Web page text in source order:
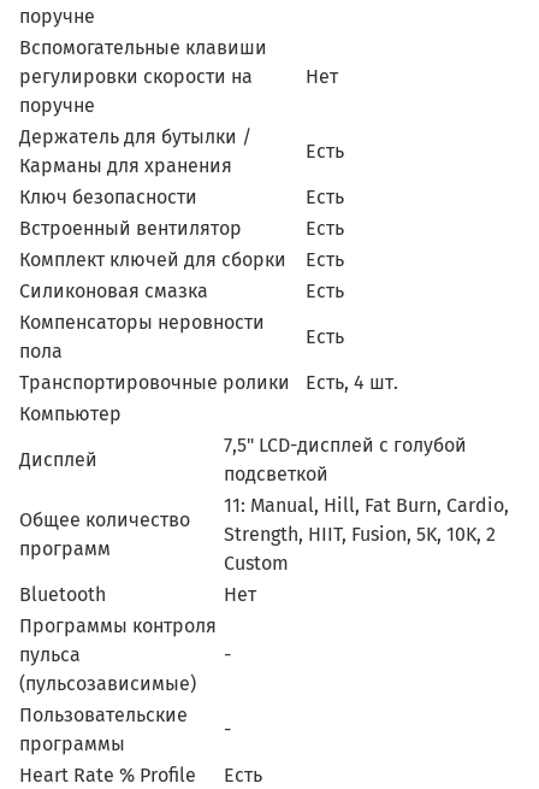
поручне
Вспомогательные клавиши
регулировки скорости на
поручне
Нет
Держатель для бутылки /
Карманы для хранения
Есть
Ключ безопасности
Есть
Встроенный вентилятор
Есть
Комплект ключей для сборки
Есть
Силиконовая смазка
Есть
Компенсаторы неровности
пола
Есть
Транспортировочные ролики
Есть, 4 шт.
Компьютер
Дисплей
7,5" LCD-дисплей с голубой
подсветкой
Общее количество
программ
11: Manual, Hill, Fat Burn, Cardio,
Strength, HIIT, Fusion, 5K, 10K, 2
Custom
Bluetooth
Нет
Программы контроля
пульса
(пульсозависимые)
-
Пользовательские
программы
-
Heart Rate % Profile
Есть